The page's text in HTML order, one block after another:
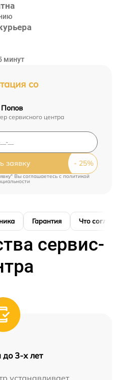
со
сервисного центра
заявку
Вы соглашаетесь cполитикой
минут
Гарантия Что
сервис-
до 3-х лет
устанавливает